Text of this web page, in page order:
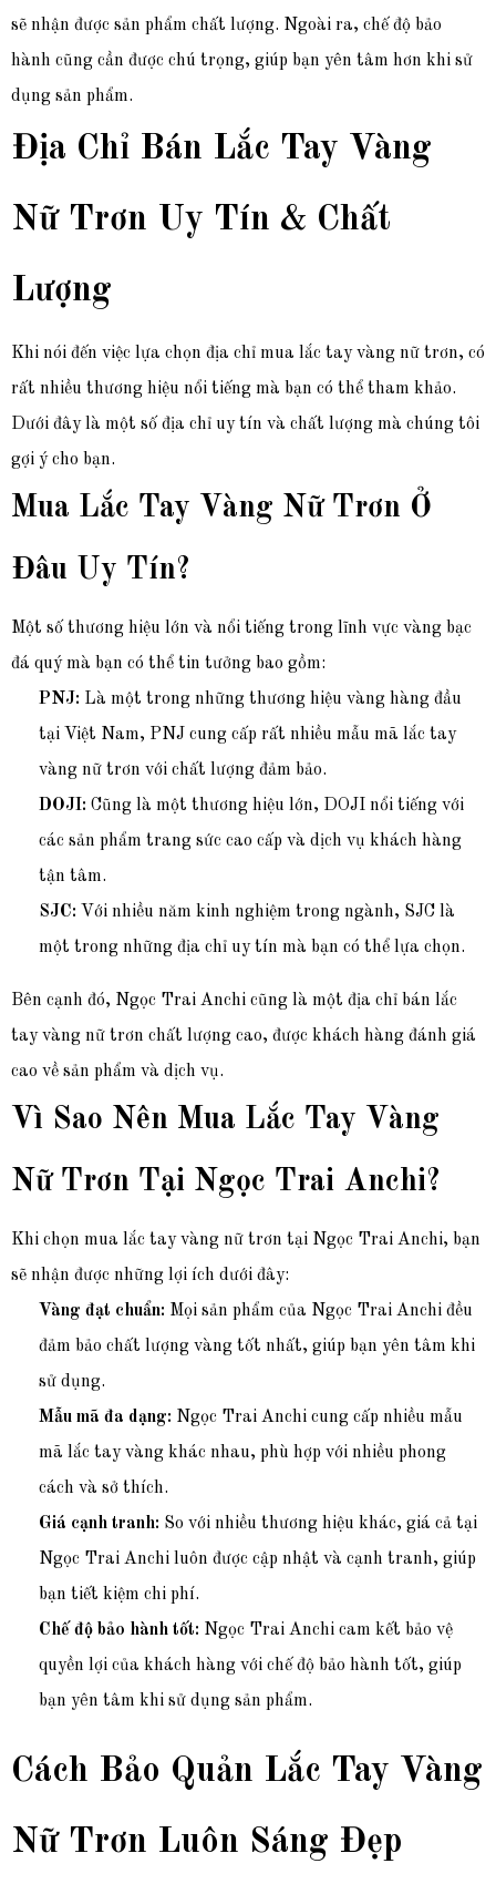
sẽ nhận được sản phẩm chất lượng. Ngoài ra, chế độ bảo
hành cũng cần được chú trọng, giúp bạn yên tâm hơn khi sử
dụng sản phẩm.
Địa Chỉ Bán Lắc Tay Vàng
Nữ Trơn Uy Tín & Chất
Lượng
Khi nói đến việc lựa chọn địa chỉ mua lắc tay vàng nữ trơn, có
rất nhiều thương hiệu nổi tiếng mà bạn có thể tham khảo.
Dưới đây là một số địa chỉ uy tín và chất lượng mà chúng tôi
gợi ý cho bạn.
Mua Lắc Tay Vàng Nữ Trơn Ở
Đâu Uy Tín?
Một số thương hiệu lớn và nổi tiếng trong lĩnh vực vàng bạc
đá quý mà bạn có thể tin tưởng bao gồm:
PNJ: Là một trong những thương hiệu vàng hàng đầu
tại Việt Nam, PNJ cung cấp rất nhiều mẫu mã lắc tay
vàng nữ trơn với chất lượng đảm bảo.
DOJI: Cũng là một thương hiệu lớn, DOJI nổi tiếng với
các sản phẩm trang sức cao cấp và dịch vụ khách hàng
tận tâm.
SJC: Với nhiều năm kinh nghiệm trong ngành, SJC là
một trong những địa chỉ uy tín mà bạn có thể lựa chọn.
Bên cạnh đó, Ngọc Trai Anchi cũng là một địa chỉ bán lắc
tay vàng nữ trơn chất lượng cao, được khách hàng đánh giá
cao về sản phẩm và dịch vụ.
Vì Sao Nên Mua Lắc Tay Vàng
Nữ Trơn Tại Ngọc Trai Anchi?
Khi chọn mua lắc tay vàng nữ trơn tại Ngọc Trai Anchi, bạn
sẽ nhận được những lợi ích dưới đây:
Vàng đạt chuẩn: Mọi sản phẩm của Ngọc Trai Anchi đều
đảm bảo chất lượng vàng tốt nhất, giúp bạn yên tâm khi
sử dụng.
Mẫu mã đa dạng: Ngọc Trai Anchi cung cấp nhiều mẫu
mã lắc tay vàng khác nhau, phù hợp với nhiều phong
cách và sở thích.
Giá cạnh tranh: So với nhiều thương hiệu khác, giá cả tại
Ngọc Trai Anchi luôn được cập nhật và cạnh tranh, giúp
bạn tiết kiệm chi phí.
Chế độ bảo hành tốt: Ngọc Trai Anchi cam kết bảo vệ
quyền lợi của khách hàng với chế độ bảo hành tốt, giúp
bạn yên tâm khi sử dụng sản phẩm.
Cách Bảo Quản Lắc Tay Vàng
Nữ Trơn Luôn Sáng Đẹp